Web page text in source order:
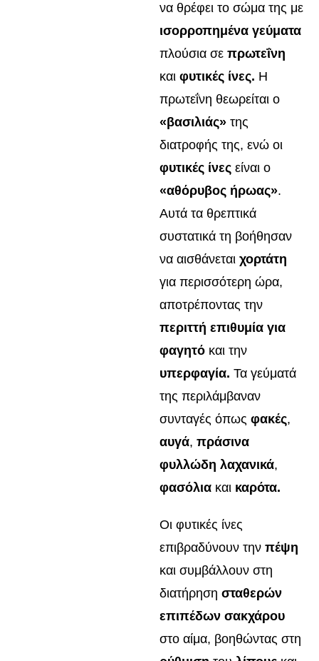
να θρέφει το σώμα της με
ισορροπημένα γεύματα
πλούσια σε πρωτεΐνη
και φυτικές ίνες. Η
πρωτεΐνη θεωρείται ο
«βασιλιάς» της
διατροφής της, ενώ οι
φυτικές ίνες είναι ο
«αθόρυβος ήρωας».
Αυτά τα θρεπτικά
συστατικά τη βοήθησαν
να αισθάνεται χορτάτη
για περισσότερη ώρα,
αποτρέποντας την
περιττή επιθυμία για
φαγητό και την
υπερφαγία. Τα γεύματά
της περιλάμβαναν
συνταγές όπως φακές,
αυγά, πράσινα
φυλλώδη λαχανικά,
φασόλια και καρότα.
Οι φυτικές ίνες
επιβραδύνουν την πέψη
και συμβάλλουν στη
διατήρηση σταθερών
επιπέδων σακχάρου
στο αίμα, βοηθώντας στη